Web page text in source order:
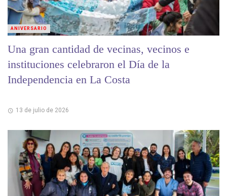
Una gran cantidad de vecinas, vecinos e
instituciones celebraron el Día de la
Independencia en La Costa
13 de julio de 2026
ANIVERSARIO